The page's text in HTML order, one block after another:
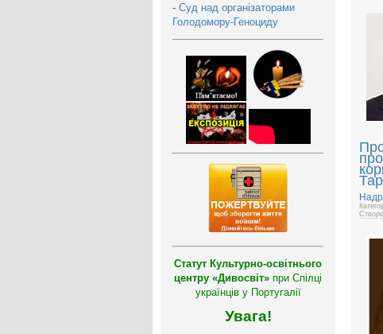
- Суд над організаторами
Голодомору-Геноциду
Статут Культурно-освітнього
центру «Дивосвіт» при Спілці
українців у Португалії
Увага!